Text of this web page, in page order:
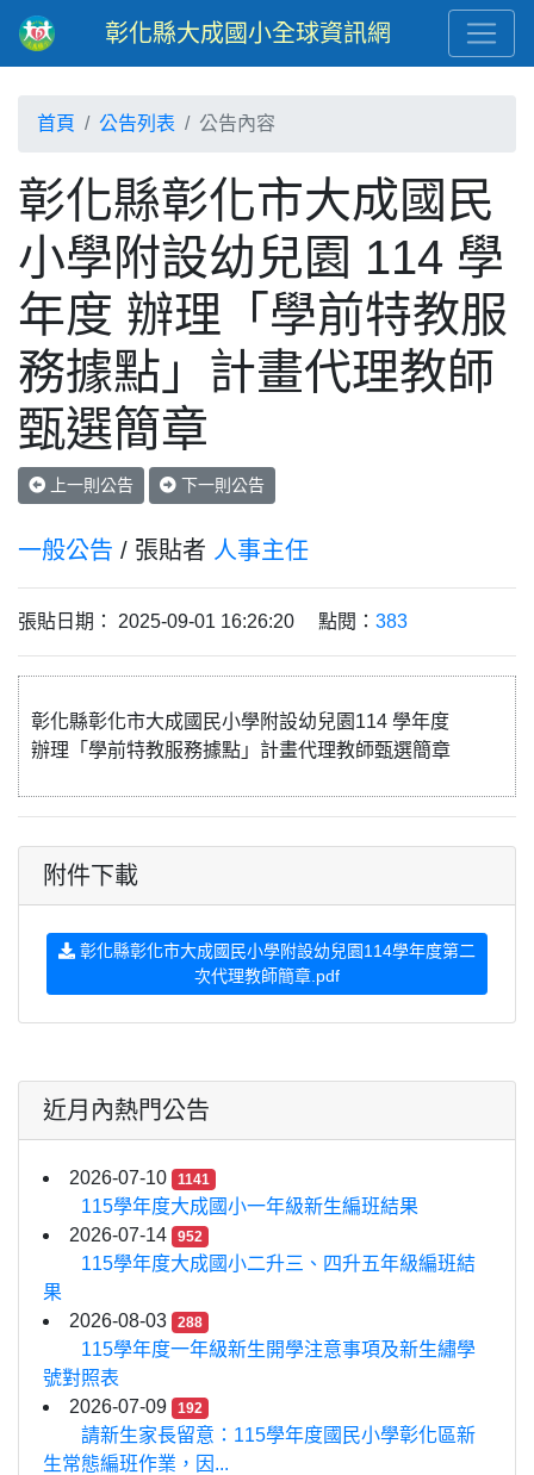
彰化縣大成國小全球資訊網
首頁 公告列表 公告內容
彰化縣彰化市大成國民
小學附設幼兒園 114 學
年度 辦理「學前特教服
務據點」計畫代理教師
甄選簡章
上一則公告 下一則公告
一般公告 / 張貼者 人事主任
張貼日期： 2025-09-01 16:26:20 點閱： 383
彰化縣彰化市大成國民小學附設幼兒園114 學年度
辦理「學前特教服務據點」計畫代理教師甄選簡章
附件下載
彰化縣彰化市大成國民小學附設幼兒園114學年度第二
次代理教師簡章.pdf
近月內熱門公告
2026-07-10 1141
115學年度大成國小一年級新生編班結果
2026-07-14
952
115學年度大成國小二升三、四升五年級編班結
果
2026-08-03
288
115學年度一年級新生開學注意事項及新生繡學
號對照表
2026-07-09
192
請新生家長留意：115學年度國民小學彰化區新
生常態編班作業，因...